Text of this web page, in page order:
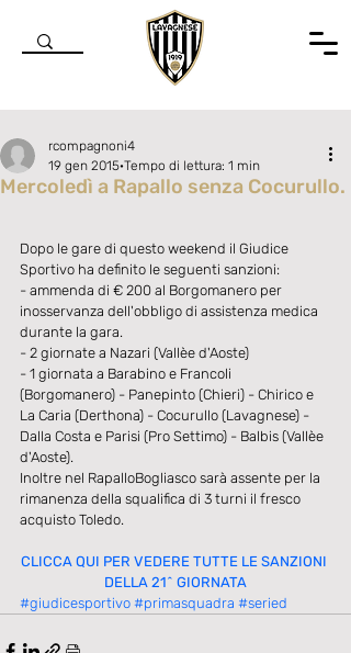
Mercoledì a Rapallo senza Cocurullo.
rcompagnoni4
19 gen 2015 Tempo di lettura: 1 min
Dopo le gare di questo weekend il Giudice
Sportivo ha definito le seguenti sanzioni:
- ammenda di € 200 al Borgomanero per
inosservanza dell'obbligo di assistenza medica
durante la gara.
- 2 giornate a Nazari (Vallèe d'Aoste)
- 1 giornata a Barabino e Francoli
(Borgomanero) - Panepinto (Chieri) - Chirico e
La Caria (Derthona) - Cocurullo (Lavagnese) -
Dalla Costa e Parisi (Pro Settimo) - Balbis (Vallèe
d'Aoste).
Inoltre nel RapalloBogliasco sarà assente per la
rimanenza della squalifica di 3 turni il fresco
acquisto Toledo.
CLICCA QUI PER VEDERE TUTTE LE SANZIONI
DELLA 21^ GIORNATA
#giudicesportivo #primasquadra #seried